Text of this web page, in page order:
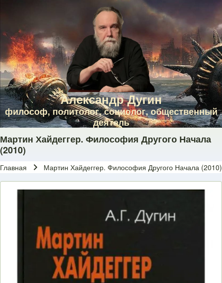
Перейти к основному содержанию
Александр Дугин
философ, политолог, социолог, общественный
деятель
Мартин Хайдеггер. Философия Другого Начала
(2010)
Главная Мартин Хайдеггер. Философия Другого Начала (2010)